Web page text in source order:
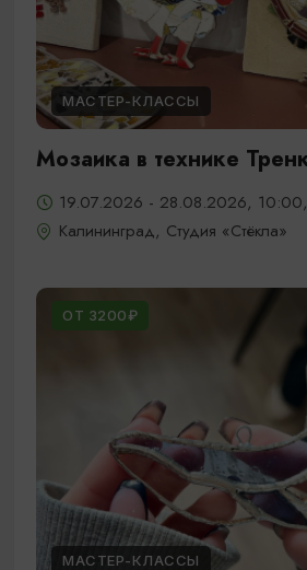
МАСТЕР-КЛАССЫ
Мозаика в технике
19.07.2026 - 28.08.2026,
Калининград, Студия «Стёкла»
ОТ 3200₽
МАСТЕР-КЛАССЫ